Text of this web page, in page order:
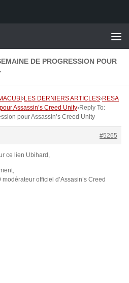
DE PROGRESSION POUR
›LES DERNIERS ARTICLES›RESA
Assassin’s Creed Unity›Reply To:
pour Assassin’s Creed Unity
#5265
ce lien Ubihard,
officiel d’Assasin’s Creed